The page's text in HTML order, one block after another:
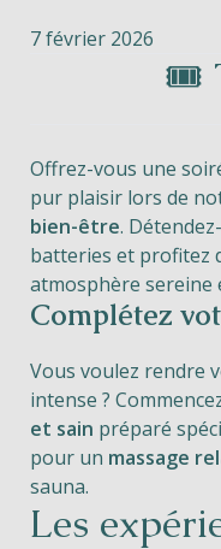
7 février 2026
🎟️
Offrez-vous une
pur plaisir lors de
bien-être.
batteries et profitez
atmosphère sereine
Complétez
Vous voulez rendre
intense ?
et sain préparé
pour un massage
sauna.
Les